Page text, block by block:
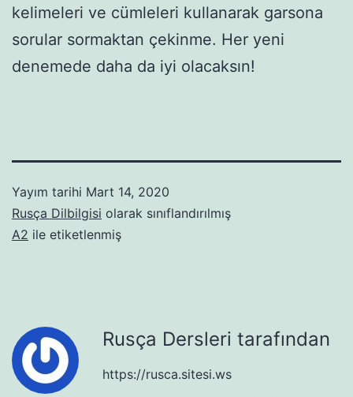
kelimeleri ve cümleleri kullanarak garsona
sorular sormaktan çekinme. Her yeni
denemede daha da iyi olacaksın!
Yayım tarihi Mart 14, 2020
Rusça Dilbilgisi olarak sınıflandırılmış
A2 ile etiketlenmiş
Rusça Dersleri tarafından
https://rusca.sitesi.ws